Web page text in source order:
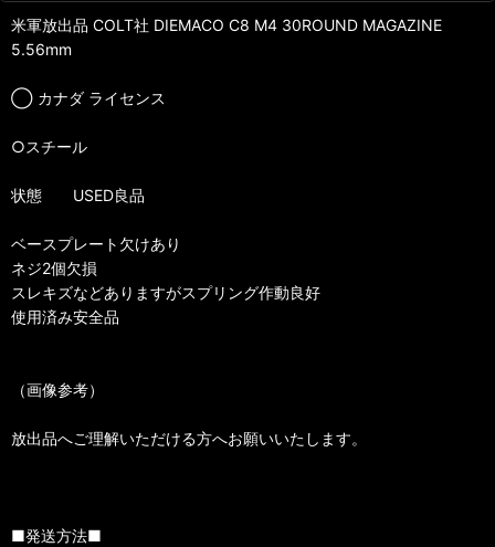
米軍放出品 COLT社 DIEMACO C8 M4 30ROUND MAGAZINE
5.56mm
◯ カナダ ライセンス
○スチール
状態 USED良品
ベースプレート欠けあり
ネジ2個欠損
スレキズなどありますがスプリング作動良好
使用済み安全品
（画像参考）
放出品へご理解いただける方へお願いいたします。
■発送方法■